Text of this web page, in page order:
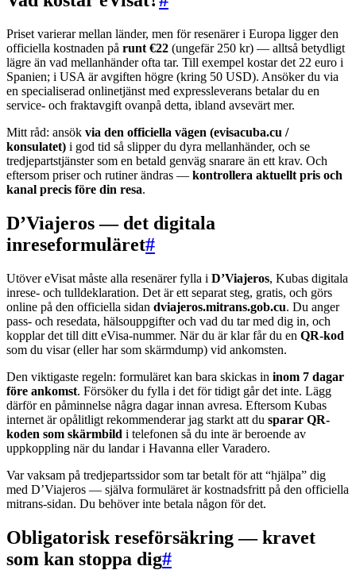
Priset varierar mellan länder, men för resenärer i Europa ligger den
officiella kostnaden på runt €22 (ungefär 250 kr) — alltså betydligt
lägre än vad mellanhänder ofta tar. Till exempel kostar det 22 euro i
Spanien; i USA är avgiften högre (kring 50 USD). Ansöker du via
en specialiserad onlinetjänst med expressleverans betalar du en
service- och fraktavgift ovanpå detta, ibland avsevärt mer.
Mitt råd: ansök via den officiella vägen (evisacuba.cu /
konsulatet) i god tid så slipper du dyra mellanhänder, och se
tredjepartstjänster som en betald genväg snarare än ett krav. Och
eftersom priser och rutiner ändras — kontrollera aktuellt pris och
kanal precis före din resa.
D’Viajeros — det digitala
inreseformuläret#
Utöver eVisat måste alla resenärer fylla i D’Viajeros, Kubas digitala
inrese- och tulldeklaration. Det är ett separat steg, gratis, och görs
online på den officiella sidan dviajeros.mitrans.gob.cu. Du anger
pass- och resedata, hälsouppgifter och vad du tar med dig in, och
kopplar det till ditt eVisa-nummer. När du är klar får du en QR-kod
som du visar (eller har som skärmdump) vid ankomsten.
Den viktigaste regeln: formuläret kan bara skickas in inom 7 dagar
före ankomst. Försöker du fylla i det för tidigt går det inte. Lägg
därför en påminnelse några dagar innan avresa. Eftersom Kubas
internet är opålitligt rekommenderar jag starkt att du sparar QR-
koden som skärmbild i telefonen så du inte är beroende av
uppkoppling när du landar i Havanna eller Varadero.
Var vaksam på tredjepartssidor som tar betalt för att “hjälpa” dig
med D’Viajeros — själva formuläret är kostnadsfritt på den officiella
mitrans-sidan. Du behöver inte betala någon för det.
Obligatorisk reseförsäkring — kravet
som kan stoppa dig#